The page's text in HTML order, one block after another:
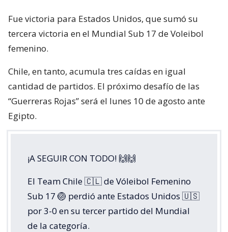
Fue victoria para Estados Unidos, que sumó su
tercera victoria en el Mundial Sub 17 de Voleibol
femenino.
Chile, en tanto, acumula tres caídas en igual
cantidad de partidos. El próximo desafío de las
“Guerreras Rojas” será el lunes 10 de agosto ante
Egipto.
¡A SEGUIR CON TODO! 🙌🙌
El Team Chile 🇨🇱 de Vóleibol Femenino
Sub 17 🏐 perdió ante Estados Unidos 🇺🇸
por 3-0 en su tercer partido del Mundial
de la categoría.